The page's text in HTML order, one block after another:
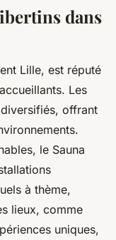
dans
Lille, est réputé
Les
offrant
le Sauna
à thème,
lieux, comme
uniques,